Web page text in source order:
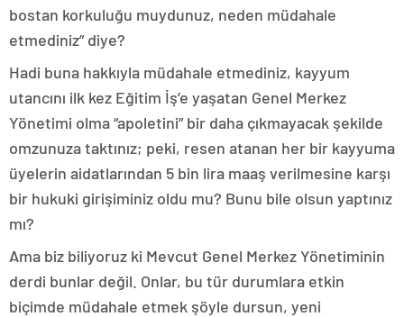
bostan korkuluğu muydunuz, neden müdahale
etmediniz” diye?
Hadi buna hakkıyla müdahale etmediniz, kayyum
utancını ilk kez Eğitim İş’e yaşatan Genel Merkez
Yönetimi olma “apoletini” bir daha çıkmayacak şekilde
omzunuza taktınız; peki, resen atanan her bir kayyuma
üyelerin aidatlarından 5 bin lira maaş verilmesine karşı
bir hukuki girişiminiz oldu mu? Bunu bile olsun yaptınız
mı?
Ama biz biliyoruz ki Mevcut Genel Merkez Yönetiminin
derdi bunlar değil. Onlar, bu tür durumlara etkin
biçimde müdahale etmek şöyle dursun, yeni